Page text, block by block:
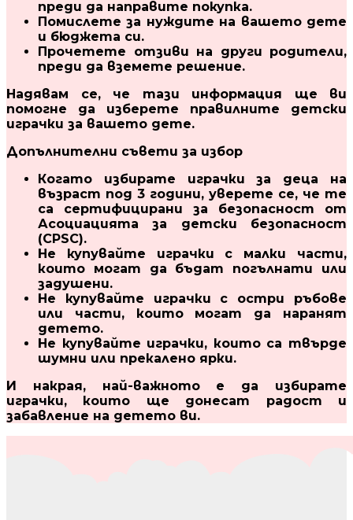
преди да направите покупка.
Помислете за нуждите на вашето дете
и бюджета си.
Прочетете отзиви на други родители,
преди да вземете решение.
Надявам се, че тази информация ще ви
помогне да изберете правилните детски
играчки за вашето дете.
Допълнителни съвети за избор
Когато избирате играчки за деца на
възраст под 3 години, уверете се, че те
са сертифицирани за безопасност от
Асоциацията за детски безопасност
(CPSC).
Не купувайте играчки с малки части,
които могат да бъдат погълнати или
задушени.
Не купувайте играчки с остри ръбове
или части, които могат да наранят
детето.
Не купувайте играчки, които са твърде
шумни или прекалено ярки.
И накрая, най-важното е да избирате
играчки, които ще донесат радост и
забавление на детето ви.